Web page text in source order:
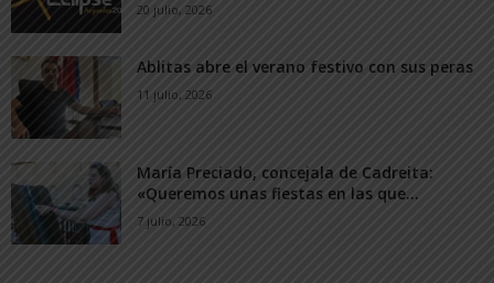
20 julio, 2026
Ablitas abre el verano festivo con sus peras
11 julio, 2026
María Preciado, concejala de Cadreita:
«Queremos unas fiestas en las que...
7 julio, 2026